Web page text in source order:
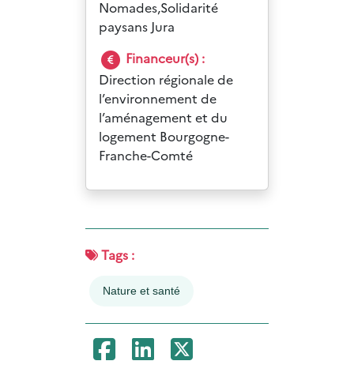
Nomades,Solidarité
paysans Jura
Financeur(s) :
Direction régionale de
l’environnement de
l’aménagement et du
logement Bourgogne-
Franche-Comté
Tags :
Nature et santé